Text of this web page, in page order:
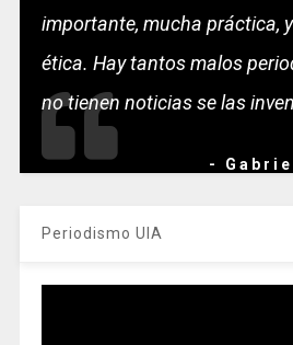
importante, mucha práctica,
ética. Hay tantos malos
no tienen noticias se las
-
Periodismo UIA